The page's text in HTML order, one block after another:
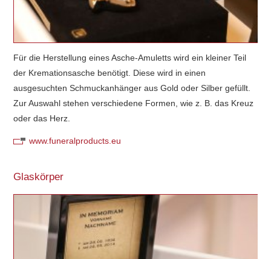
Für die Herstellung eines Asche-Amuletts wird ein kleiner Teil
der Kremationsasche benötigt. Diese wird in einen
ausgesuchten Schmuckanhänger aus Gold oder Silber gefüllt.
Zur Auswahl stehen verschiedene Formen, wie z. B. das Kreuz
oder das Herz.
www.funeralproducts.eu
Glaskörper